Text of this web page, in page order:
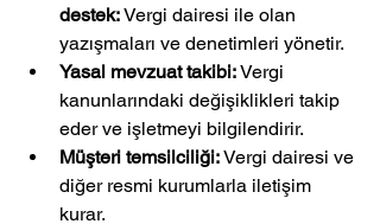
destek: Vergi dairesi ile olan
yazışmaları ve denetimleri yönetir.
Yasal mevzuat takibi: Vergi
kanunlarındaki değişiklikleri takip
eder ve işletmeyi bilgilendirir.
Müşteri temsilciliği: Vergi dairesi ve
diğer resmi kurumlarla iletişim
kurar.